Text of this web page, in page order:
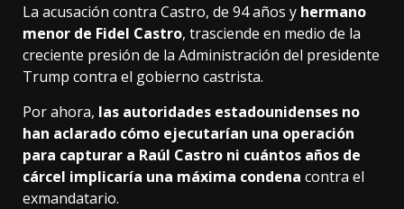
La acusación contra Castro, de 94 años y hermano
menor de Fidel Castro, trasciende en medio de la
creciente presión de la Administración del presidente
Trump contra el gobierno castrista.
Por ahora, las autoridades estadounidenses no
han aclarado cómo ejecutarían una operación
para capturar a Raúl Castro ni cuántos años de
cárcel implicaría una máxima condena contra el
exmandatario.